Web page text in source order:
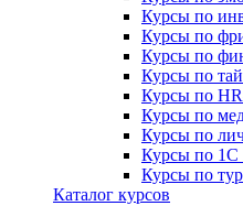
Курсы по
Курсы по
Курсы по
Курсы по
Курсы по
Курсы по
Курсы по
Курсы по 1С
Курсы по
Каталог курсов